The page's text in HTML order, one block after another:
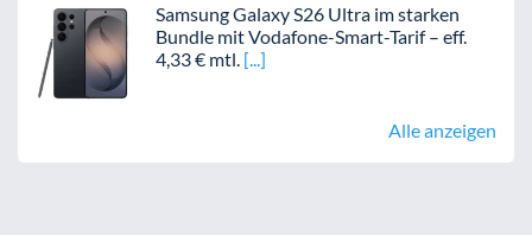
Samsung Galaxy S26 Ultra im starken
Bundle mit Vodafone-Smart-Tarif – eff.
4,33 € mtl.
Alle anzeigen